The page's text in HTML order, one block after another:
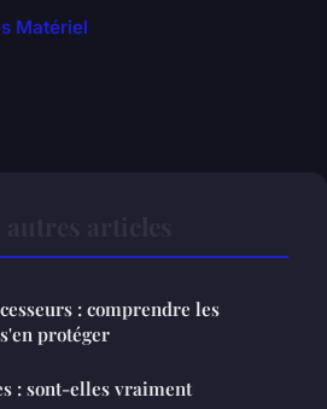
Matériel
: comprendre les
protéger
: sont-elles vraiment